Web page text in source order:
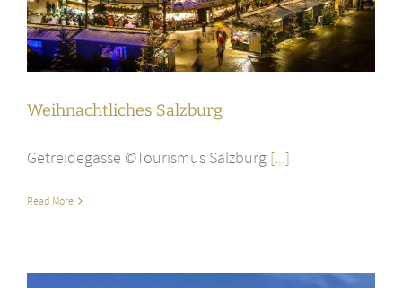
Weihnachtliches Salzburg
Getreidegasse ©Tourismus Salzburg [...]
Read More